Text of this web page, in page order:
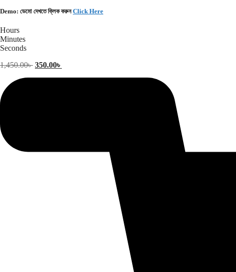
Demo: ডেমো দেখতে ক্লিক করুনClick Here
Hours
Minutes
Seconds
1,450.00৳ Original
350.00৳